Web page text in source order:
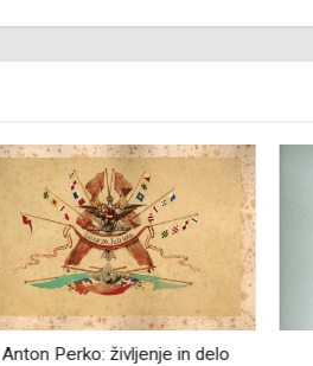
Anton Perko: življenje in delo